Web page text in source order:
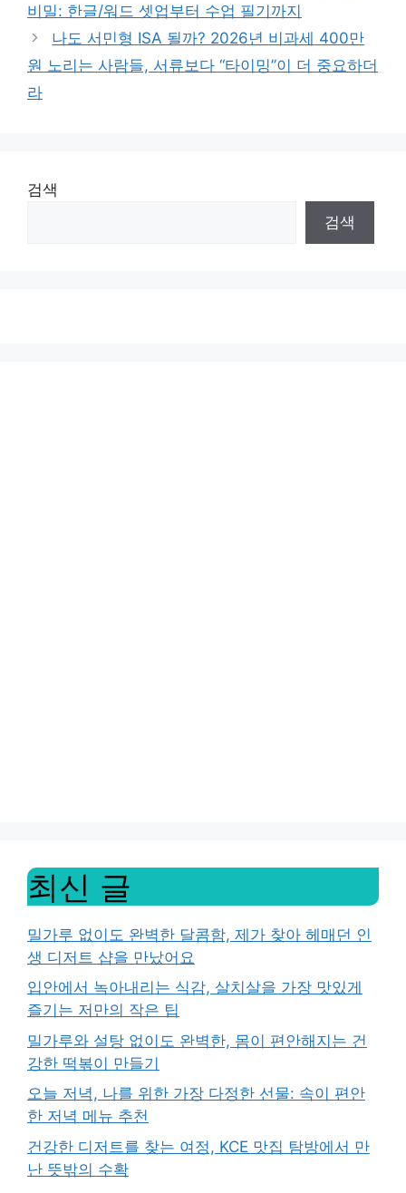
비밀: 한글/워드 셋업부터 수업 필기까지
나도 서민형 ISA 될까? 2026년 비과세 400만
원 노리는 사람들, 서류보다 “타이밍”이 더 중요하더
라
검색
검색
최신 글
밀가루 없이도 완벽한 달콤함, 제가 찾아 헤매던 인
생 디저트 샵을 만났어요
입안에서 녹아내리는 식감, 살치살을 가장 맛있게
즐기는 저만의 작은 팁
밀가루와 설탕 없이도 완벽한, 몸이 편안해지는 건
강한 떡볶이 만들기
오늘 저녁, 나를 위한 가장 다정한 선물: 속이 편안
한 저녁 메뉴 추천
건강한 디저트를 찾는 여정, KCE 맛집 탐방에서 만
난 뜻밖의 수확